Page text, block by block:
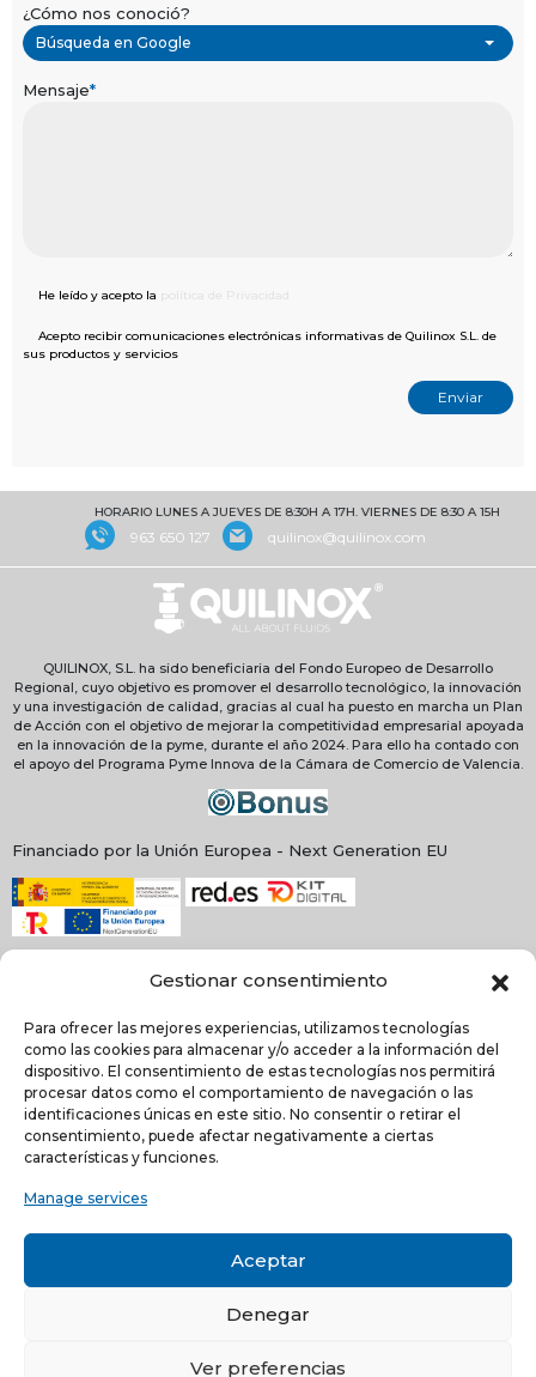
Gestionar consentimiento
Para ofrecer las mejores experiencias, utilizamos tecnologías
como las cookies para almacenar y/o acceder a la información del
dispositivo. El consentimiento de estas tecnologías nos permitirá
procesar datos como el comportamiento de navegación o las
identificaciones únicas en este sitio. No consentir o retirar el
consentimiento, puede afectar negativamente a ciertas
características y funciones.
Manage services
Aceptar
Denegar
Ver preferencias
¿Cómo nos conoció?
Búsqueda en Google
Mensaje*
He leído y acepto la
Acepto recibir comunicaciones electrónicas informativas de Quilinox S.L. de
sus productos y servicios
HORARIO LUNES A JUEVES DE 8:30H A 17H. VIERNES DE 8:30 A 15H
963 650 127 quilinox@quilinox.com
QUILINOX, S.L. ha sido beneficiaria del Fondo Europeo de Desarrollo
Regional, cuyo objetivo es promover el desarrollo tecnológico, la innovación
y una investigación de calidad, gracias al cual ha puesto en marcha un Plan
de Acción con el objetivo de mejorar la competitividad empresarial apoyada
en la innovación de la pyme, durante el año 2024. Para ello ha contado con
el apoyo del Programa Pyme Innova de la Cámara de Comercio de Valencia.
Financiado por la Unión Europea - Next Generation EU
NEWSLETTER
He leído y acepto la política de Privacidad
Acepto recibir comunicaciones electrónicas informativas de Quilinox S.L. de
productos y servicios
C/ Louis Pasteur, 4 - Parque Tecnológico de Valencia -